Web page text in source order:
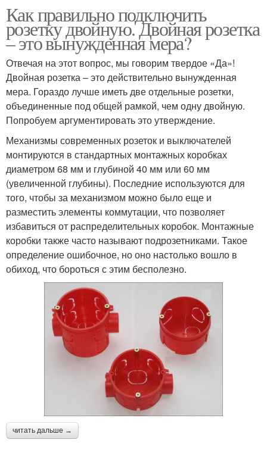
Как правильно подключить
розетку двойную. Двойная розетка
– это вынужденная мера?
Отвечая на этот вопрос, мы говорим твердое «Да»!
Двойная розетка – это действительно вынужденная
мера. Гораздо лучше иметь две отдельные розетки,
объединенные под общей рамкой, чем одну двойную.
Попробуем аргументировать это утверждение.
Механизмы современных розеток и выключателей
монтируются в стандартных монтажных коробках
диаметром 68 мм и глубиной 40 мм или 60 мм
(увеличенной глубины). Последние используются для
того, чтобы за механизмом можно было еще и
разместить элементы коммутации, что позволяет
избавиться от распределительных коробок. Монтажные
коробки также часто называют подрозетниками. Такое
определение ошибочное, но оно настолько вошло в
обиход, что бороться с этим бесполезно.
читать дальше →